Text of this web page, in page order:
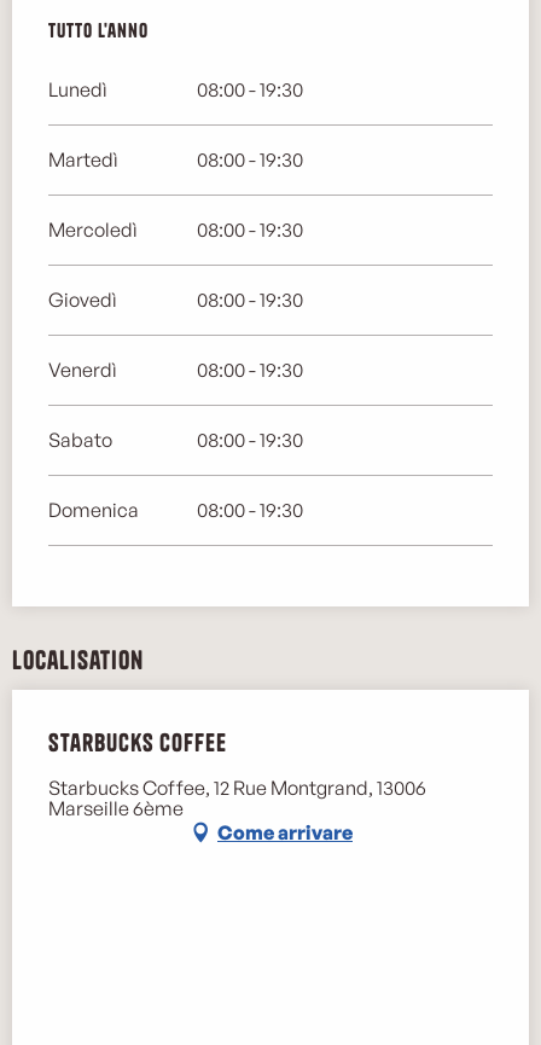
Tutto l'anno
Tutto l'anno
Lunedì 08:00 - 19:30
Martedì 08:00 - 19:30
Mercoledì 08:00 - 19:30
Giovedì 08:00 - 19:30
Venerdì 08:00 - 19:30
Sabato 08:00 - 19:30
Domenica 08:00 - 19:30
Localisation
Starbucks Coffee
Starbucks Coffee, 12 Rue Montgrand, 13006
Marseille 6ème
Come arrivare